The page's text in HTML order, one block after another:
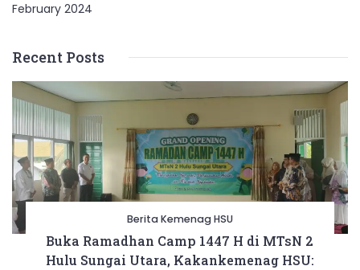
February 2024
Recent Posts
Berita Kemenag HSU
Buka Ramadhan Camp 1447 H di MTsN 2
Hulu Sungai Utara, Kakankemenag HSU: